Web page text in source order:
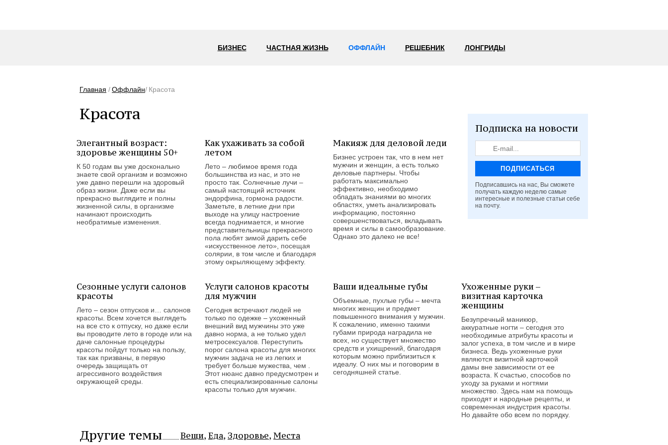
БИЗНЕС ЧАСТНАЯ ЖИЗНЬ ОФФЛАЙН РЕШЕБНИК ЛОНГРИДЫ
Главная Оффлайн Красота
Подписка на новости
Подписавшись на нас, Вы сможете
получать каждую неделю самые
интересные и полезные статьи себе
на почту.
Красота
Элегантный возраст:
здоровье женщины 50+
К 50 годам вы уже досконально
знаете свой организм и возможно
уже давно перешли на здоровый
образ жизни. Даже если вы
прекрасно выглядите и полны
жизненной силы, в организме
начинают происходить
необратимые изменения.
Как ухаживать за собой
летом
Лето – любимое время года
большинства из нас, и это не
просто так. Солнечные лучи –
самый настоящий источник
эндорфина, гормона радости.
Заметьте, в летние дни при
выходе на улицу настроение
всегда поднимается, и многие
представительницы прекрасного
пола любят зимой дарить себе
«искусственное лето», посещая
солярии, в том числе и благодаря
этому окрыляющему эффекту.
Макияж для деловой леди
Бизнес устроен так, что в нем нет
мужчин и женщин, а есть только
деловые партнеры. Чтобы
работать максимально
эффективно, необходимо
обладать знаниями во многих
областях, уметь анализировать
информацию, постоянно
совершенствоваться, вкладывать
время и силы в самообразование.
Однако это далеко не все!
Сезонные услуги салонов
красоты
Лето – сезон отпусков и… салонов
красоты. Всем хочется выглядеть
на все сто к отпуску, но даже если
вы проводите лето в городе или на
даче салонные процедуры
красоты пойдут только на пользу,
так как призваны, в первую
очередь защищать от
агрессивного воздействия
окружающей среды.
Услуги салонов красоты
для мужчин
Сегодня встречают людей не
только по одежке – ухоженный
внешний вид мужчины это уже
давно норма, а не только удел
метросексуалов. Переступить
порог салона красоты для многих
мужчин задача не из легких и
требует больше мужества, чем .
Этот нюанс давно предусмотрен и
есть специализированные салоны
красоты только для мужчин.
Ваши идеальные губы
Объемные, пухлые губы – мечта
многих женщин и предмет
повышенного внимания у мужчин.
К сожалению, именно такими
губами природа наградила не
всех, но существует множество
средств и ухищрений, благодаря
которым можно приблизиться к
идеалу. О них мы и поговорим в
сегодняшней статье.
Ухоженные руки –
визитная карточка
женщины
Безупречный маникюр,
аккуратные ногти – сегодня это
необходимые атрибуты красоты и
залог успеха, в том числе и в мире
бизнеса. Ведь ухоженные руки
являются визитной карточкой
дамы вне зависимости от ее
возраста. К счастью, способов по
уходу за руками и ногтями
множество. Здесь нам на помощь
приходят и народные рецепты, и
современная индустрия красоты.
Но давайте обо всем по порядку.
Другие темы Вещи Еда Здоровье Места